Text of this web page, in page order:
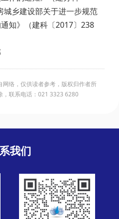
城乡建设部关于进一步规范
知》（建科〔2017〕238
络，仅供读者参考，版权归作者所
，联系电话：021 3323 6280
我们